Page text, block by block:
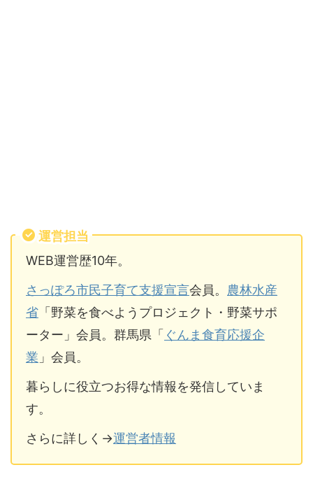
運営担当
WEB運営歴10年。
さっぽろ市民子育て支援宣言会員。 農林水産
省 「野菜を食べようプロジェクト・野菜サポ
ーター」会員。群馬県「 ぐんま食育応援企
業 」会員。
暮らしに役立つお得な情報を発信していま
す。
さらに詳しく→運営者情報